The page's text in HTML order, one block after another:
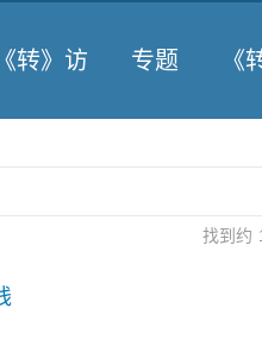
《转》访 专题 《
找到约